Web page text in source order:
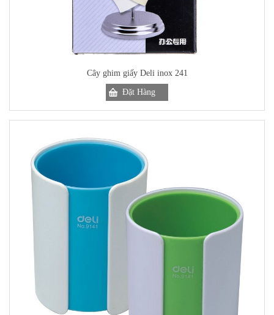
Cây ghim giấy Deli inox 241